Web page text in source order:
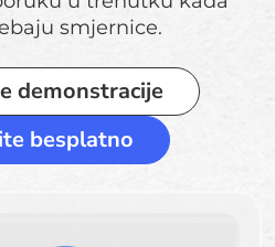
smjernice.
demonstracije
besplatno